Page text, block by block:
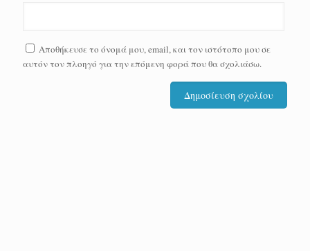
Αποθήκευσε το όνομά μου, email, και τον ιστότοπο μου σε
αυτόν τον πλοηγό για την επόμενη φορά που θα σχολιάσω.